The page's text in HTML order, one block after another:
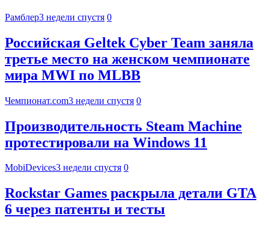
Рамблер3 недели спустя 0
Российская Geltek Cyber Team заняла
третье место на женском чемпионате
мира MWI по MLBB
Чемпионат.com3 недели спустя 0
Производительность Steam Machine
протестировали на Windows 11
MobiDevices3 недели спустя 0
Rockstar Games раскрыла детали GTA
6 через патенты и тесты